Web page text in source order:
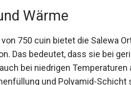
Wärme
750 cuin bietet die Salewa
Das bedeutet, dass sie bei
bei niedrigen
und Polyamid-Schicht